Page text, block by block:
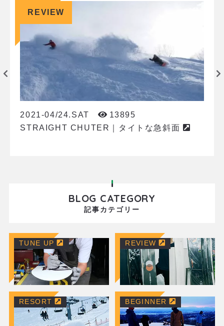
REVIEW
2021-04/24.SAT
13895
STRAIGHT CHUTER｜タイトな急斜面
BLOG CATEGORY
記事カテゴリー
TUNE UP REVIEW
RESORT BEGINNER